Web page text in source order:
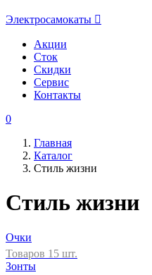
Электросамокаты
Акции
Сток
Скидки
Сервис
Контакты
0
Главная
Каталог
Стиль жизни
Стиль жизни
Очки
Товаров 15 шт.
Зонты